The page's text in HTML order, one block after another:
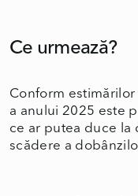
Ce urmează?
Conform
a anului 2025 este
ce ar putea duce la
scădere a